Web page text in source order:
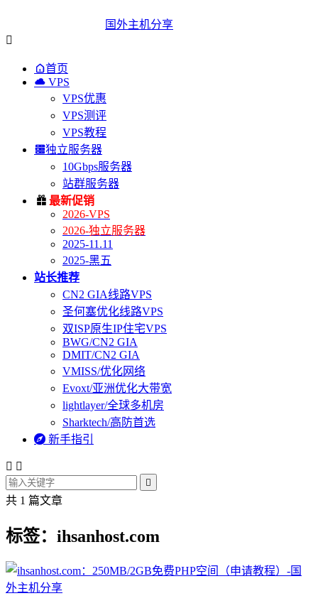
国外主机分享

首页
 VPS
VPS优惠
VPS测评
VPS教程
独立服务器
10Gbps服务器
站群服务器
 最新促销
2026-VPS
2026-独立服务器
2025-11.11
2025-黑五
站长推荐
CN2 GIA线路VPS
圣何塞优化线路VPS
双ISP原生IP住宅VPS
BWG/CN2 GIA
DMIT/CN2 GIA
VMISS/优化网络
Evoxt/亚洲优化大带宽
lightlayer/全球多机房
Sharktech/高防首选
 新手指引
 

共 1 篇文章
标签：ihsanhost.com